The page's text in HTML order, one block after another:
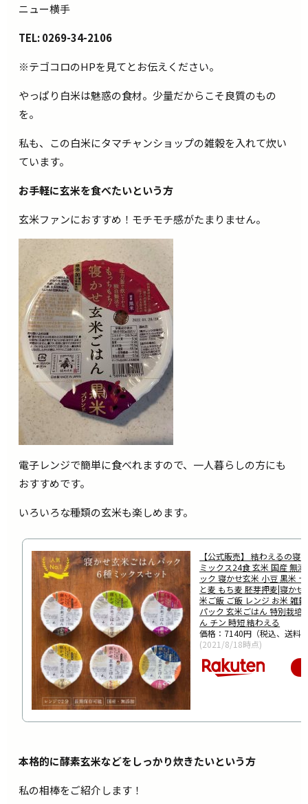
ニュー横手
TEL: 0269-34-2106
※テゴコロのHPを見てとお伝えください。
やっぱり白米は魅惑の食材。少量だからこそ良質のもの
を。
私も、この白米にタマチャンショップの雑穀を入れて炊い
ています。
お手軽に玄米を食べたいという方
玄米ファンにおすすめ！モチモチ感がたまりません。
電子レンジで簡単に食べれますので、一人暮らしの方にも
おすすめです。
いろいろな種類の玄米も楽しめます。
【公式販売】 結わえるの寝
ミックス24食 玄米 国産 無
ック 寝かせ玄米 小豆 黒米
と麦 もち麦 胚芽押麦|寝かせ
米ご飯 ご飯 レンジ お米 雑
パック 玄米ごはん 特別栽培
ん チン 時短 結わえる
価格：7140円（税込、送料
(2021/8/18時点)
本格的に酵素玄米などをしっかり炊きたいという方
私の相棒をご紹介します！